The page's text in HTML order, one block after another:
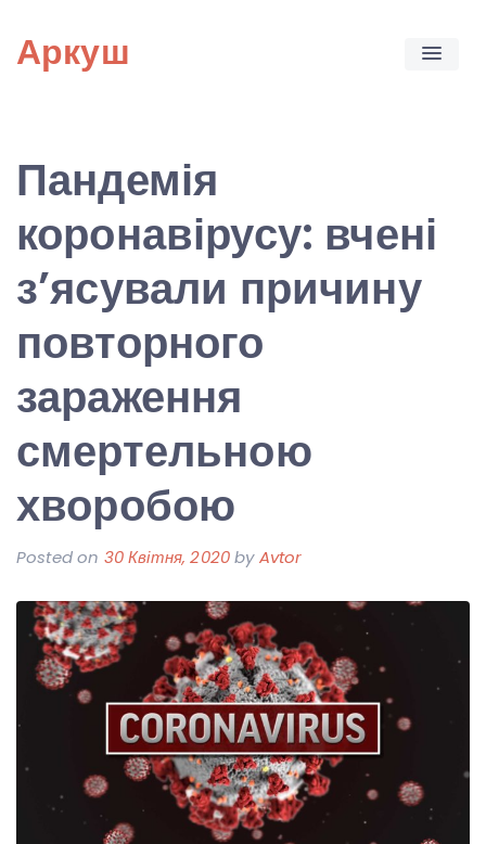
content
Аркуш
Пандемія
коронавірусу: вчені
з’ясували причину
повторного
зараження
смертельною
хворобою
Posted on 30 Квітня, 2020byAvtor